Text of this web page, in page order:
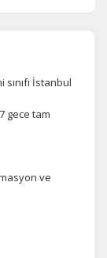
için
ve
İstanbul
gece tam
ve